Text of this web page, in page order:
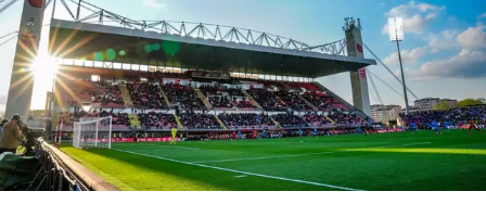
Hockey
Pallanuoto
Pallamano
Altre